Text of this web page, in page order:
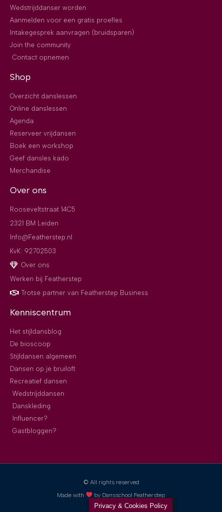
Wedstrijddanser worden
Aanmelden voor een gratis proefles
Intakegesprek aanvragen (bruidsparen)
Join the community
Contact opnemen
Shop
Overzicht danslessen
Online danslessen
Agenda
Reserveer vrijdansen
Boek een workshop
Geef dansles kado
Merchandise
Over ons
Rooseveltstraat 14C5
2321 BM Leiden
Info@Featherstep.nl
KvK: 92702503
Over ons
Werken bij Featherstep
Trotse partner van Featherstep Business
Kenniscentrum
Het stijldansblog
De bioscoop
Stijldansen algemeen
Dansen op je bruiloft
Recreatief dansen
Wedstrijddansen
Danskleding
Influencer?
Gastbloggen?
© All rights reserved
Made with
by Dansschool Featherstep
Privacy & Cookies Policy